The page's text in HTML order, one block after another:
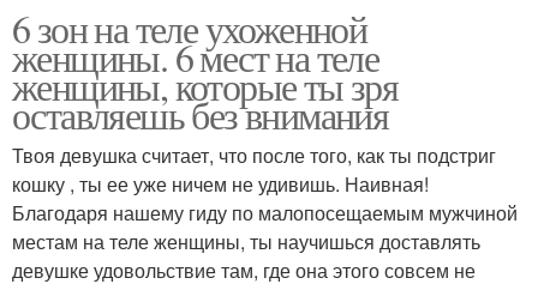
6 зон на теле ухоженной
женщины. 6 мест на теле
женщины, которые ты зря
оставляешь без внимания
Твоя девушка считает, что после того, как ты подстриг
кошку , ты ее уже ничем не удивишь. Наивная!
Благодаря нашему гиду по малопосещаемым мужчиной
местам на теле женщины, ты научишься доставлять
девушке удовольствие там, где она этого совсем не